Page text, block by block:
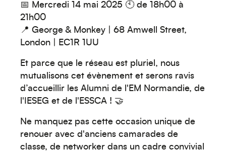
📅 Mercredi 14 mai 2025 🕙 de 18h00 à
21h00
📍 George & Monkey | 68 Amwell Street,
London | EC1R 1UU
Et parce que le réseau est pluriel, nous
mutualisons cet évènement et serons ravis
d’accueillir les Alumni de l'EM Normandie, de
l'IESEG et de l'ESSCA ! 🤝
Ne manquez pas cette occasion unique de
renouer avec d'anciens camarades de
classe, de networker dans un cadre convivial
Créez votre événement